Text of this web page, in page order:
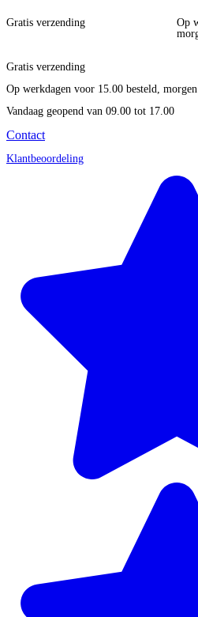
Gratis verzending
Op
Gratis verzending
Op werkdagen voor 15.00 besteld,
Vandaag geopend van 09.00 tot 17.00
Contact
Klantbeoordeling